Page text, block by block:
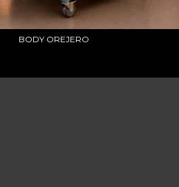
BODY OREJERO